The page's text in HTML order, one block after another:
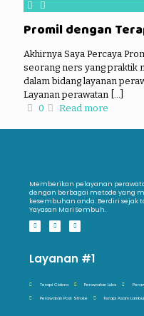
Promil dengan
Akhirnya Saya Percaya
seorang ners yang praktik
dalam bidang layanan
Layanan perawatan
0
Read more
Memberikan pelayanan
dengan berbagai metode yang
kesembuhan anda. Berdiri sejak
Yayasan Mari Sembuh.
Layanan #1
Terapi Cidera Perawatan Luka
Perawatan Post Stroke Terapi Asam